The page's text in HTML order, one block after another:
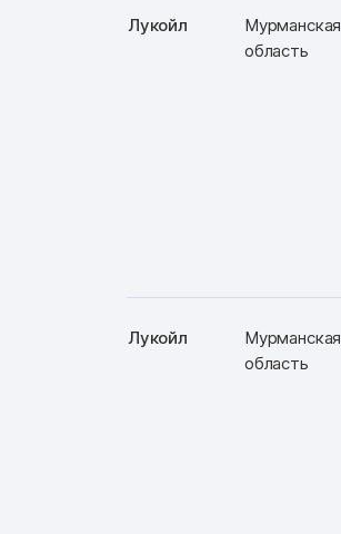
Лукойл
Мурманская
область
Лукойл
Мурманская
область